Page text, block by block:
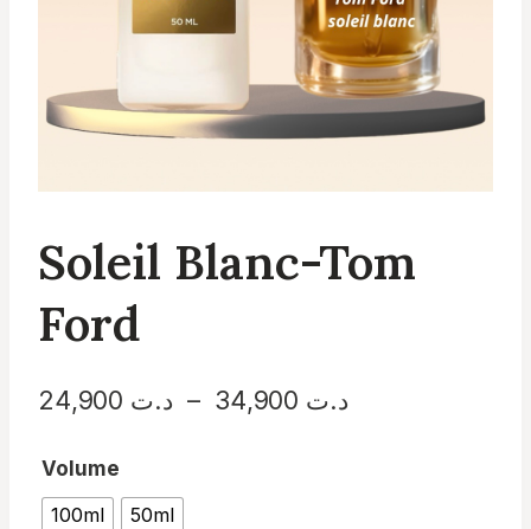
Soleil Blanc-Tom
Ford
د.ت – د.تPlage
Volume
100ml
50ml